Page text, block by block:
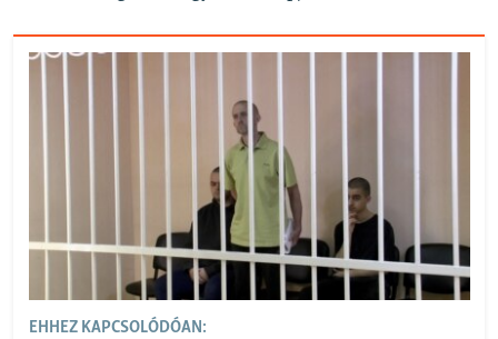
EHHEZ KAPCSOLÓDÓAN: